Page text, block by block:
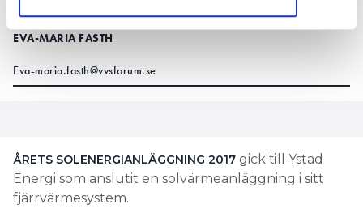
TEXT
EVA-MARIA FASTH
Eva-maria.fasth@vvsforum.se
ÅRETS SOLENERGIANLÄGGNING 2017 gick till Ystad
Energi som anslutit en solvärmeanläggning i sitt
fjärrvärmesystem.